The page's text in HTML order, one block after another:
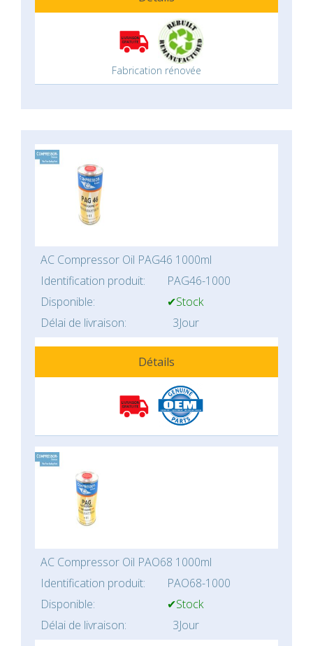
Fabrication rénovée
AC Compressor Oil PAG46 1000ml
Identification produit:
PAG46-1000
Disponible:
✔Stock
Délai de livraison:
3Jour
Détails
AC Compressor Oil PAO68 1000ml
Identification produit:
PAO68-1000
Disponible:
✔Stock
Délai de livraison:
3Jour